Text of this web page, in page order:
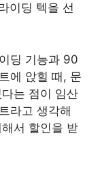
이딩 텍을 선
딩 기능과 90
에 앉힐 때, 문
는 점이 임산
라고 생각해
서 할인을 받